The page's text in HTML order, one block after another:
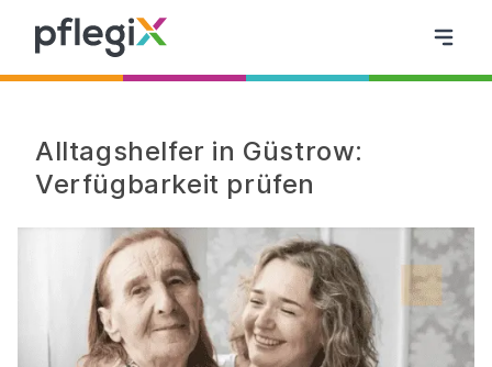
Alltagshelfer in Güstrow:
Verfügbarkeit prüfen